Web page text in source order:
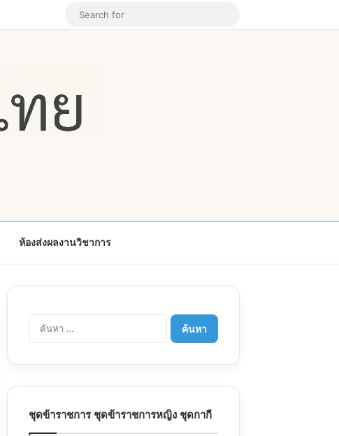
Instagram
Random Article
ห้องส่งผลงานวิชาการ
ค้นหา
สำหรับ:
ชุดข้าราชการ ชุดข้าราชการหญิง ชุดกากี